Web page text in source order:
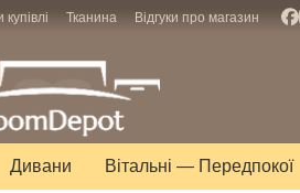
Тканина Відгуки про магазин
Дивани Вітальні — Передпокої